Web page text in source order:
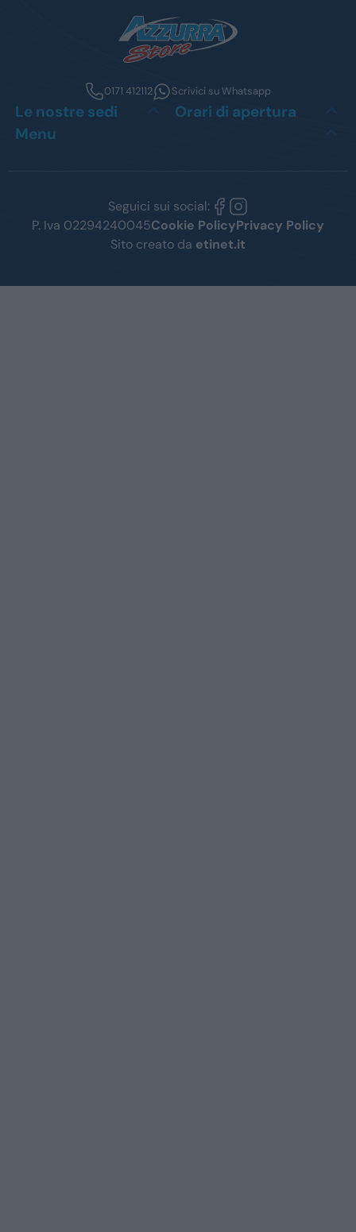
0171 412112 Scrivici su Whatsapp
Le nostre sedi
Orari di apertura
Menu
Seguici sui social:
P. Iva 02294240045Cookie PolicyPrivacy Policy
Sito creato da etinet.it